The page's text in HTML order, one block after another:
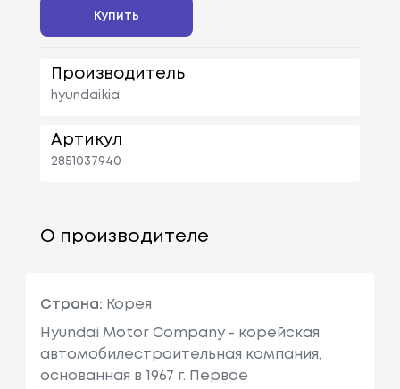
Купить
Производитель
hyundaikia
Артикул
2851037940
О производителе
Страна: Корея
Hyundai Motor Company - корейская
автомобилестроительная компания,
основанная в 1967 г. Первое